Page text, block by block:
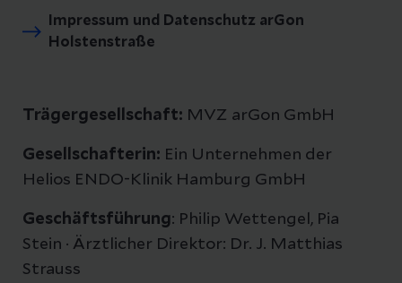
Impressum und Datenschutz arGon
Holstenstraße
Trägergesellschaft: MVZ arGon GmbH
Gesellschafterin: Ein Unternehmen der
Helios ENDO-Klinik Hamburg GmbH
Geschäftsführung: Philip Wettengel, Pia
Stein · Ärztlicher Direktor: Dr. J. Matthias
Strauss